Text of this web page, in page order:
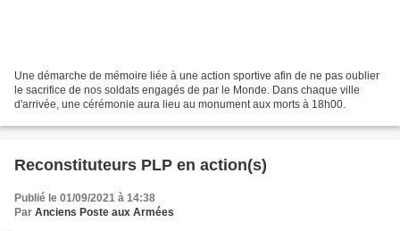
Une démarche de mémoire liée à une action sportive afin de ne pas oublier
le sacrifice de nos soldats engagés de par le Monde. Dans chaque ville
d'arrivée, une cérémonie aura lieu au monument aux morts à 18h00.
Reconstituteurs PLP en action(s)
Publié le 01/09/2021 à 14:38
Par Anciens Poste aux Armées